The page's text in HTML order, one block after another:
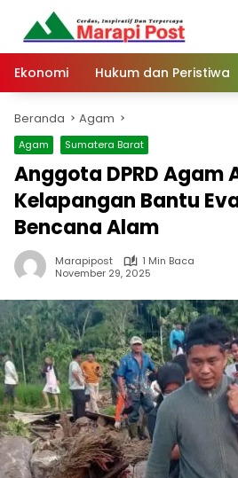
Langsung
konten
Ekonomi
Hukum dan Peristiwa
Beranda Agam
Agam Sumatera Barat
Anggota DPRD Agam
Kelapangan Bantu
Bencana Alam
Marapipost
1 Min Baca
November 29, 2025